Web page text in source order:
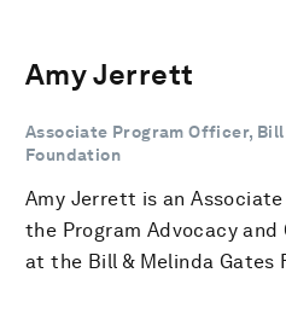
Amy Jerrett
Associate Program Officer, Bill
Foundation
Amy Jerrett is an
the Program Advocacy
at the Bill & Melinda Gates